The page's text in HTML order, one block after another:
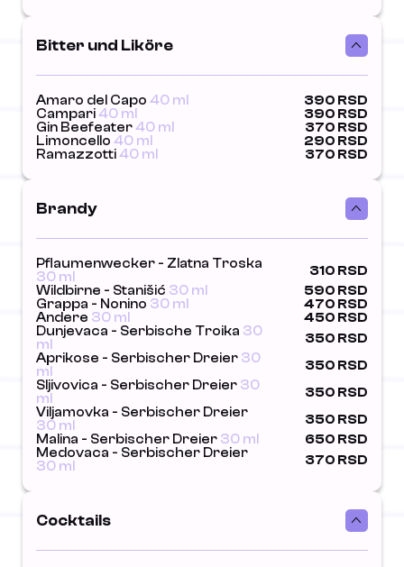
Bitter und Liköre
Amaro del Capo 40 ml
390 RSD
Campari40 ml
390 RSD
Gin Beefeater40 ml
370 RSD
Limoncello 40 ml
290 RSD
Ramazzotti40 ml 370 RSD
Brandy
Pflaumenwecker - Zlatna Troska
30 ml
310 RSD
Wildbirne - Stanišić 30 ml
590 RSD
Grappa - Nonino 30 ml
470 RSD
Andere 30 ml
450 RSD
Dunjevaca - Serbische Troika 30
ml
350 RSD
Aprikose - Serbischer Dreier 30
ml
350 RSD
Sljivovica - Serbischer Dreier 30
ml
350 RSD
Viljamovka - Serbischer Dreier
30 ml
350 RSD
Malina - Serbischer Dreier 30 ml
650 RSD
Medovaca - Serbischer Dreier
30 ml
370 RSD
Cocktails